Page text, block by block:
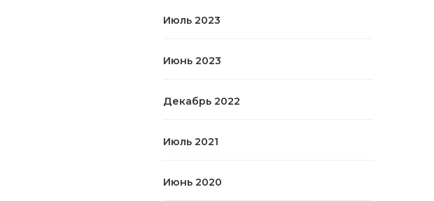
Июль 2023
Июнь 2023
Декабрь 2022
Июль 2021
Июнь 2020